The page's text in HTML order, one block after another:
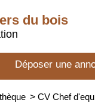
du bois
Déposer une
> CV Chef